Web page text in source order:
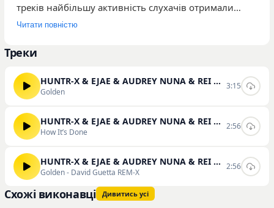
треків найбільшу активність слухачів отримали
роботи Golden, How It’s Done та ремікс Golden - David
творчості артиста на платформі становить 282
аудиторію, яка цікавиться сучасними електронними
та танцювальними ритмами. Виконавець продовжує
розвивати свій стиль, пропонуючи слухачам
динамічні аранжування та впізнаване звучання.
треків, а також прослухати та завантажити
композиції HUNTR-X можна на сторінках нашого
сайту.
Читати повністю
Треки
HUNTR-X & EJAE & AUDREY NUNA & REI AMI & KPop Demon Hunters Cast
Golden
3:15
HUNTR-X & EJAE & AUDREY NUNA & REI AMI & KPop Demon Hunters Cast
How It’s Done
2:56
HUNTR-X & EJAE & AUDREY NUNA & REI AMI & KPop Demon Hunters Cast & David Guetta
Golden - David Guetta REM-X
2:56
Схожі виконавці Дивитись усі